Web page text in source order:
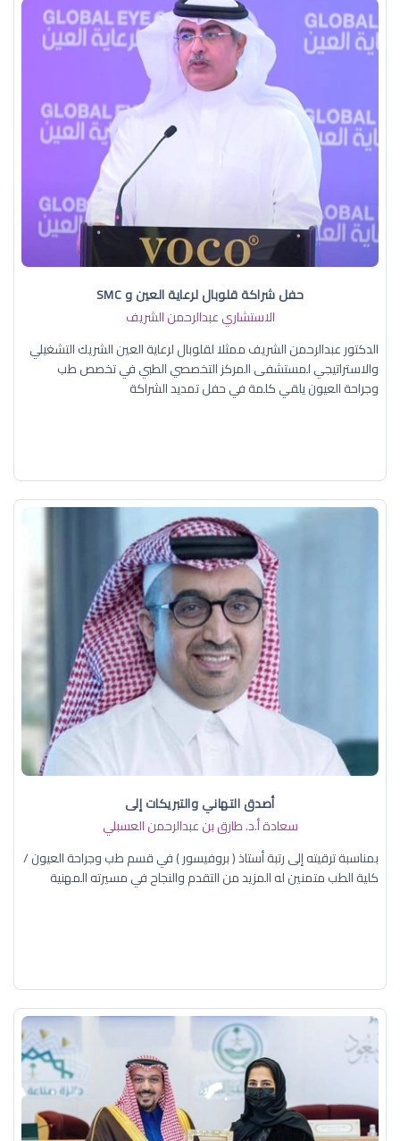
حفل شراكة قلوبال لرعاية العين و SMC
الاستشاري عبدالرحمن الشريف
الدكتور عبدالرحمن الشريف ممثلا لقلوبال لرعاية العين الشريك التشغيلي
والاستراتيجي لمستشفى المركز التخصصي الطبي في تخصص طب
وجراحة العيون يلقي كلمة في حفل تمديد الشراكة
أصدق التهاني والتبريكات إلى
سعادة أ.د. ​طارق بن عبدالرحمن العسبلي
بمناسبة ترقيته إلى رتبة أستاذ ( بروفيسور ) في قسم طب وجراحة العيون /
كلية الطب متمنين له المزيد من التقدم والنجاح في مسيرته المهنية